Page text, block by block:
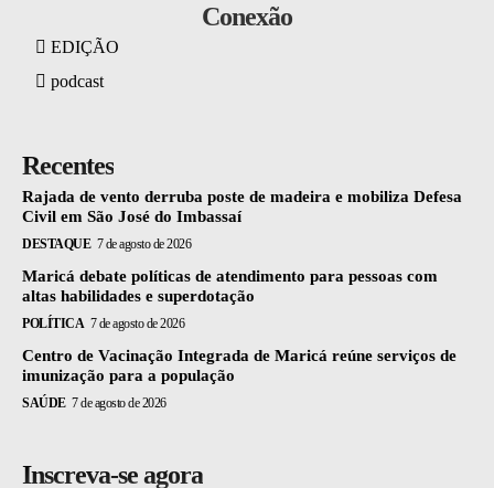
Conexão
EDIÇÃO
podcast
Recentes
Rajada de vento derruba poste de madeira e mobiliza Defesa
Civil em São José do Imbassaí
DESTAQUE 7 de agosto de 2026
Maricá debate políticas de atendimento para pessoas com
altas habilidades e superdotação
POLÍTICA 7 de agosto de 2026
Centro de Vacinação Integrada de Maricá reúne serviços de
imunização para a população
SAÚDE 7 de agosto de 2026
Inscreva-se agora